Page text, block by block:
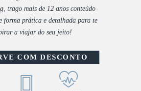
trago mais de 12 anos conteúdo
forma prática e detalhada para te
a viajar do seu jeito!
COM DESCONTO